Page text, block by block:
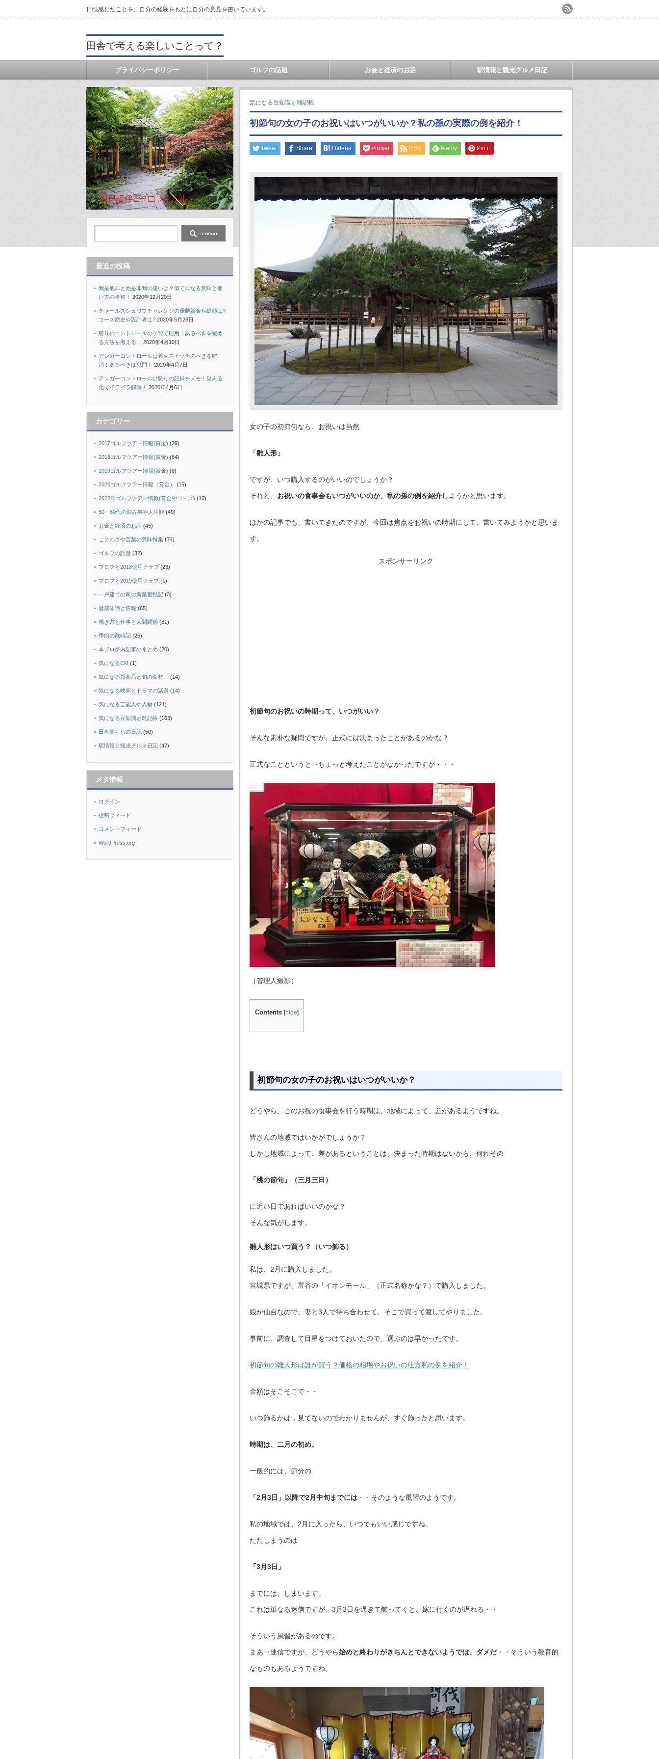
日頃感じたことを、自分の経験をもとに自分の意見を書いています。
田舎で考える楽しいことって？
プライバシーポリシー ゴルフの話題 お金と経済のお話 駅情報と観光グルメ日記
気になる豆知識と雑記帳
初節句の女の子のお祝いはいつがいいか？私の孫の実際の例を紹介！
Tweet Share Hatena Pocket RSS feedly Pin it
女の子の初節句なら、お祝いは当然
「雛人形」
ですが、いつ購入するのがいいのでしょうか？
それと、 お祝いの食事会もいつがいいのか、私の孫の例を紹介しようかと思います。
ほかの記事でも、書いてきたのですが、今回は焦点をお祝いの時期にして、書いてみようかと思いま
す。
スポンサーリンク
初節句のお祝いの時期って、いつがいい？
そんな素朴な疑問ですが、正式には決まったことがあるのかな？
正式なことというと‥ちょっと考えたことがなかったですが・・・
（管理人撮影）
Contents [hide]
初節句の女の子のお祝いはいつがいいか？
どうやら、このお祝の食事会を行う時期は、地域によって、差があるようですね。
皆さんの地域ではいかがでしょうか？
しかし地域によって、差があるということは、決まった時期はないから、何れその
「桃の節句」（三月三日）
に近い日であればいいのかな？
そんな気がします。
雛人形はいつ買う？（いつ飾る）
私は、2月に購入しました。
宮城県ですが、富谷の「イオンモール」（正式名称かな？）で購入しました。
娘が仙台なので、妻と3人で待ち合わせて、そこで買って渡してやりました。
事前に、調査して目星をつけておいたので、選ぶのは早かったです。
初節句の雛人形は誰が買う？価格の相場やお祝いの仕方私の例を紹介！
金額はそこそこで・・
いつ飾るかは，見てないのでわかりませんが、すぐ飾ったと思います。
時期は、二月の初め。
一般的には、節分の
「2月3日」以降で2月中旬までには ・・そのような風習のようです。
私の地域では、2月に入ったら、いつでもいい感じですね。
ただしまうのは
「3月3日」
までには、しまいます。
これは単なる迷信ですが、3月3日を過ぎて飾ってくと、嫁に行くのが遅れる・・
そういう風習があるのです。
まあ‥迷信ですが、どうやら始めと終わりがきちんとできないようでは、ダメだ・・そういう教育的
なものもあるようですね。
最近の投稿
我是他非と他是非我の違いは？似て非なる意味と使
い方の考察！
2020年12月20日
チャールズシュワブチャレンジの優勝賞金や総額は?
コース歴史や設計者は? 2020年5月28日
怒りのコントロールの子育て応用！あるべきを緩め
る方法を考える！
2020年4月10日
アンガーコントロールは着火スイッチのべきを解
消！あるべきは鬼門！
2020年4月7日
アンガーコントロールは怒りの記録をメモ！見える
化でイライラ解消！
2020年4月6日
カテゴリー
2017ゴルフツアー情報(賞金) (29)
2018ゴルフツアー情報(賞金) (64)
2019ゴルフツアー情報(賞金) (8)
2020ゴルフツアー情報（賞金） (16)
2022年ゴルフツアー情報(賞金やコース) (10)
50・60代の悩み事や人生観 (49)
お金と経済のお話 (45)
ことわざや言葉の意味特集 (74)
ゴルフの話題 (32)
プロフと2018使用クラブ (23)
プロフと2019使用クラブ (1)
一戸建ての家の新築奮戦記 (3)
健康知識と情報 (65)
働き方と仕事と人間関係 (81)
季節の歳時記 (26)
本ブログ内記事のまとめ (20)
気になるCM (1)
気になる新商品と旬の食材！ (14)
気になる映画とドラマの話題 (14)
気になる芸能人や人物 (121)
気になる豆知識と雑記帳 (163)
田舎暮らしの日記 (50)
駅情報と観光グルメ日記 (47)
メタ情報
ログイン
投稿フィード
コメントフィード
WordPress.org